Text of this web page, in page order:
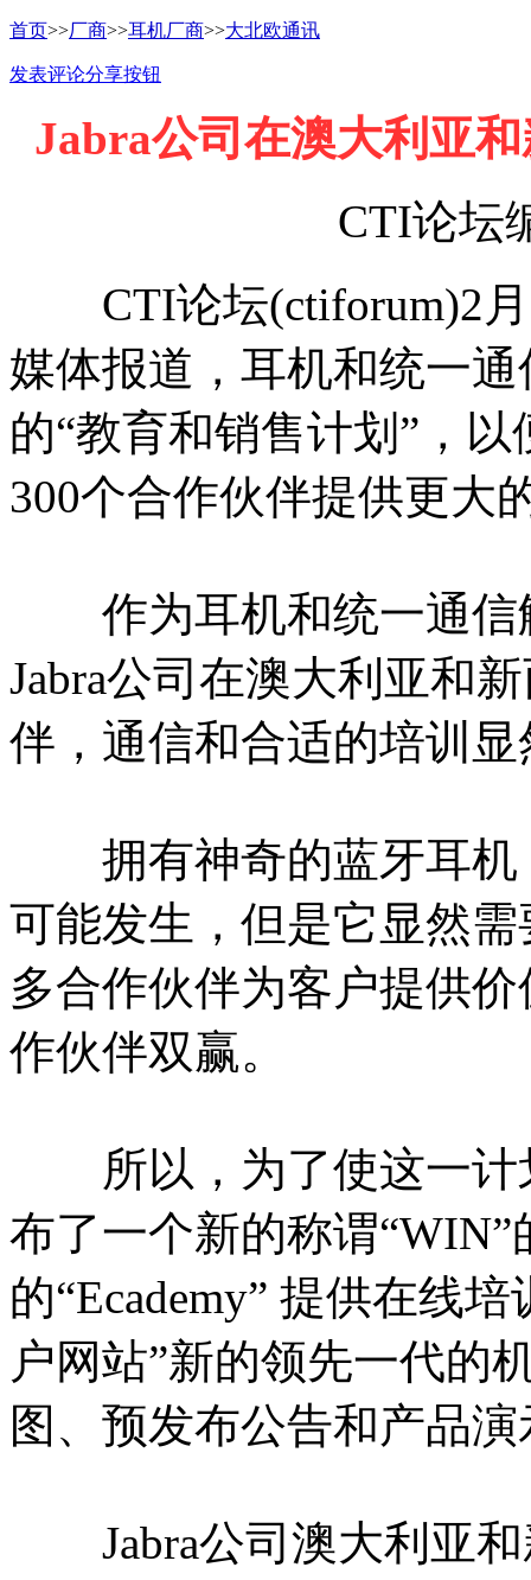
首页>>厂商>>耳机厂商>>大北欧通讯
发表评论分享按钮
Jabra公司在澳大利亚
CTI论坛
CTI论坛(ctiforum)2月
媒体报道，耳机和统一
的“教育和销售计划”，
300个合作伙伴提供更大
作为耳机和统一通信
Jabra公司在澳大利亚和
伴，通信和合适的培训
拥有神奇的蓝牙耳机，
可能发生，但是它显然
多合作伙伴为客户提供
作伙伴双赢。
所以，为了使这一计
布了一个新的称谓
的“Ecademy” 提供在线
户网站”新的领先一代的
图、预发布公告和产品
Jabra公司澳大利亚和